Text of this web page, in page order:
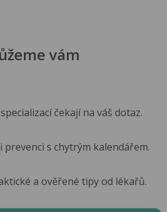
vám
čekají na váš dotaz.
prevenci s chytrým kalendářem.
a ověřené tipy od lékařů.